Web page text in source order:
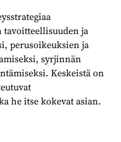
ja
perusoikeuksien ja
syrjinnän
Keskeistä on
he itse kokevat asian.